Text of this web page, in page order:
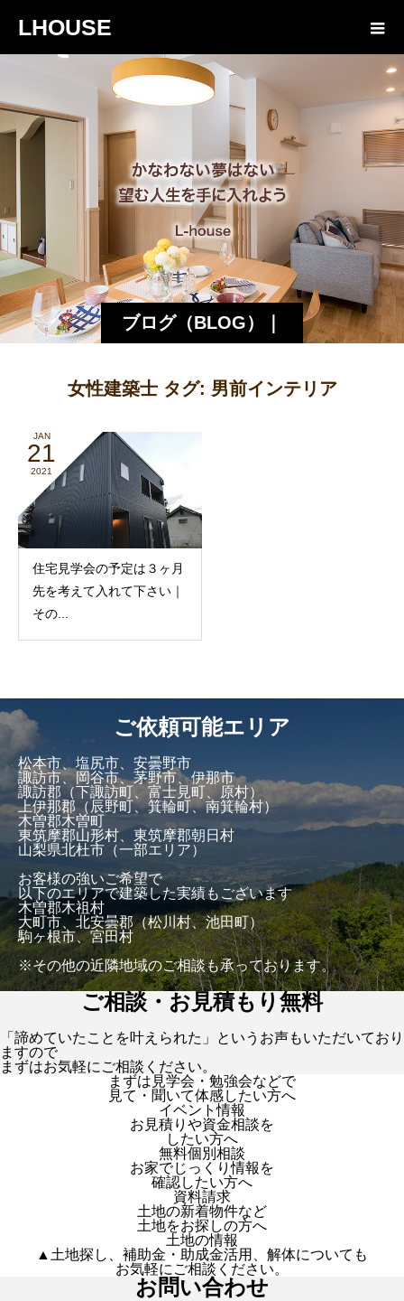
LHOUSE
ブログ（BLOG）｜
エルハウス
女性建築士 タグ: 男前インテリア
JAN
21
2021
住宅見学会の予定は３ヶ月
先を考えて入れて下さい｜
その...
ご依頼可能エリア
松本市、塩尻市、安曇野市
諏訪市、岡谷市、茅野市、伊那市
諏訪郡（下諏訪町、富士見町、原村）
上伊那郡（辰野町、箕輪町、南箕輪村）
木曽郡木曽町
東筑摩郡山形村、東筑摩郡朝日村
山梨県北杜市（一部エリア）
お客様の強いご希望で
以下のエリアで建築した実績もございます
木曽郡木祖村
大町市、北安曇郡（松川村、池田町）
駒ヶ根市、宮田村
※その他の近隣地域のご相談も承っております。
ご相談・お見積もり無料
「諦めていたことを叶えられた」というお声もいただいており
ますので
まずはお気軽にご相談ください。
まずは見学会・勉強会などで
見て・聞いて体感したい方へ
イベント情報
お見積りや資金相談を
したい方へ
無料個別相談
お家でじっくり情報を
確認したい方へ
資料請求
土地の新着物件など
土地をお探しの方へ
土地の情報
▲土地探し、補助金・助成金活用、解体についても
お気軽にご相談ください。
お問い合わせ